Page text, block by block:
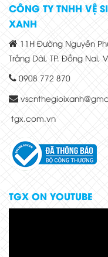
CÔNG TY TNHH VỆ
XANH
11H Đường Nguyễn
Trảng Dài, TP. Đồng Nai,
0908 772 870
tgx.com.vn
TGX ON YOUTUBE